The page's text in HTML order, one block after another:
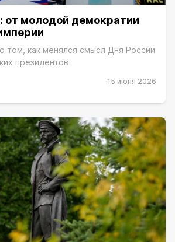
от молодой демократии
том, как менялся смысл Дня России
президентов
15 июня 2026